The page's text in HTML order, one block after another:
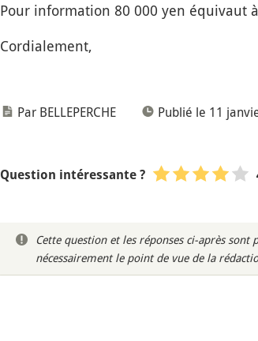
Pour information 80 000 yen équivaut
Cordialement,
Par BELLEPERCHE Publié le 11
Question intéressante ?
Cette question et les réponses ci-après
nécessairement le point de vue de la